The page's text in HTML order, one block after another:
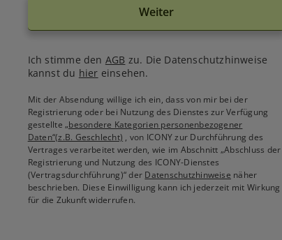
Weiter
Ich stimme den AGB zu. Die Datenschutzhinweise
kannst du hier einsehen.
Mit der Absendung willige ich ein, dass von mir bei der
Registrierung oder bei Nutzung des Dienstes zur Verfügung
gestellte„besondere Kategorien personenbezogener
Daten“(z.B. Geschlecht) , von ICONY zur Durchführung des
Vertrages verarbeitet werden, wie im Abschnitt „Abschluss der
Registrierung und Nutzung des ICONY-Dienstes
(Vertragsdurchführung)“ der Datenschutzhinweise näher
beschrieben. Diese Einwilligung kann ich jederzeit mit Wirkung
für die Zukunft widerrufen.